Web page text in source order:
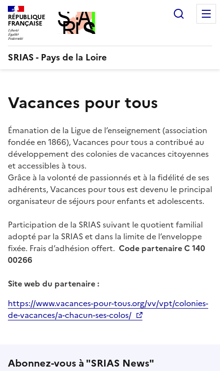
Aller
au
contenu
RÉPUBLIQUE
FRANÇAISE
SRIAS - Pays de la Loire
Vacances pour tous
Émanation de la Ligue de l’enseignement (association
fondée en 1866), Vacances pour tous a contribué au
développement des colonies de vacances citoyennes
et accessibles à tous.
Grâce à la volonté de passionnés et à la fidélité de ses
adhérents, Vacances pour tous est devenu le principal
organisateur de séjours pour enfants et adolescents.
Participation de la SRIAS suivant le quotient familial
adopté par la SRIAS et dans la limite de l’enveloppe
fixée. Frais d’adhésion offert. Code partenaireC 140
00266
Site web du partenaire :
https://www.vacances-pour-tous.org/vv/vpt/colonies-
de-vacances/a-chacun-ses-colos/
Abonnez-vous à "SRIAS News"